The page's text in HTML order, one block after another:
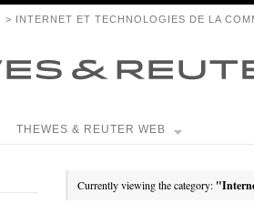
> INTERNET ET TECHNOLOGIES DE LA
THEWES & REUTER WEB
Currently viewing the category: